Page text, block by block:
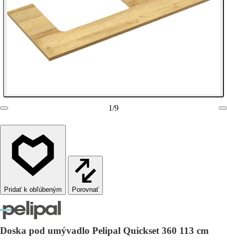
1/9
Porovnať
Doska pod umývadlo Pelipal Quickset 360 113 cm